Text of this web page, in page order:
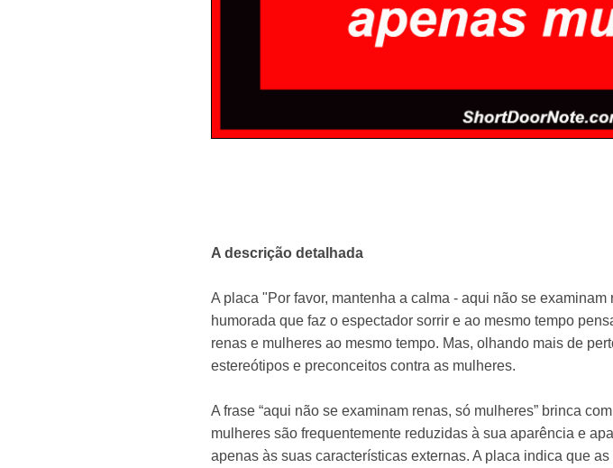
A descrição detalhada
A placa "Por favor, mantenha a calma - aqui não se
humorada que faz o espectador sorrir e ao mesmo tempo
renas e mulheres ao mesmo tempo. Mas, olhando mais de
estereótipos e preconceitos contra as mulheres.
A frase “aqui não se examinam renas, só mulheres” brinca
mulheres são frequentemente reduzidas à sua aparência e
apenas às suas características externas. A placa indica que